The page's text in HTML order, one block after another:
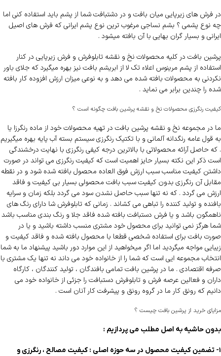
در فرش های زیرپایی میان بافت و در دشتبافت شما از پشم باید استفاده کنی اما
چه نوع پشمی ؟ بشم نساجی مرغوب ترین نوع پشم ایرانی که فرش های اصیل
ایرانی و بسیار گران بهایی با آن بافته میشود .
پرشین بافت در کلیه محصولات نخ و نقشه تابلوفرش و فرش زیرپایی در کنار
استفاده از پشم مرینوس اعلاء تک لا از ابریشم بافت نیز بهره میگیرد که جلای باور
نکردنی به محصولات بافته شده می دهد و به نوعی میزان ارزش افزوده کار بافته
شده را چندین برابر می نماید .
کیفیت رنگرزی محصولات نخ و نقشه پرشین بافت چگونه است ؟
ما در مجموعه نخ و نقشه پرشین بافت در تهیه محصولات خود از ماده رنگرزا یا
به قول عامه رنگدانه آلمانی و با تکتیک رنگرزی سیستم بسته آب پایه بهره میگیریم
. که حاصل آرائه محصولاتی با بالاترین درجه کیفی رنگرزی با نهایت درخشندگی
است ذکر این نکته بسیار حایز اهمیت است که کیفیت رنگرزی می تواند در صورت
داشتن کیفیت مناسب سبب ارزش فوق العاده محصول بافته شده شود و در نقطه
مقابل آن رنگرزی بدون کیفیت سبب بافت محصولی بسیار بی کیفیت و فاقد
ارزش می گردد . که نه تنها سبب حاصل نشدن سود می گردد بلکه زمان و سرایه
بافنده و تولید کننده را تباهی می کشاند . زمانی که تابلوفرش شا دارای رنگ های
ناهمگون باشد و یا فرش دستبافت بافته شده فاقد جلا و رنگ بندی مناسب باشد
شما هرگز نمی توانید برای محصول خود مشتری منسب داشته باشید و یا در
صورت بافت برای استفاده شخصی قطعا با محصول بافته شده و فاقد کیفیت و
زیبایی مواجه میگردید اما اگر میخواهید از این موارد دور باشید پیشنهاد ما به شما
انتخاب مجموعه ایی است که شما را از خانواده خود می داند نه تنها یک مشتری با
صرفه اقتصادی . ما در پرشین بافت تمامی بافندگان ، تولید کنندگان ، کارگاه
داران و فعالین عرصه فرش و تابلوفرش دستبافت را جزئی از خانواده خود می
دانیم که رونق کار ما در گروه رونق و پیشرفت کار آنان است .
مزایای خرید از پرشین بافت چیست ؟
بدون حاشیه به اصل مطلب می پردازیم :
۱- تضمین کیفیت محصول در سه حوزه اصلی : کیفیت مصالح ، رنگرزی و